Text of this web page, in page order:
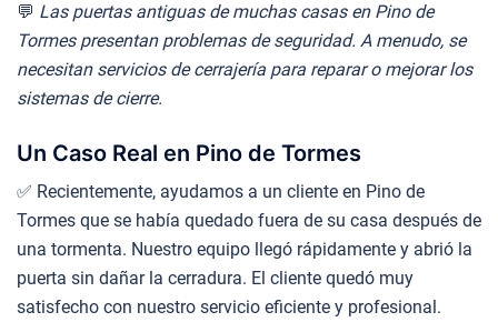
💬 Las puertas antiguas de muchas casas en Pino de
Tormes presentan problemas de seguridad. A menudo, se
necesitan servicios de cerrajería para reparar o mejorar los
sistemas de cierre.
Un Caso Real en Pino de Tormes
✅ Recientemente, ayudamos a un cliente en Pino de
Tormes que se había quedado fuera de su casa después de
una tormenta. Nuestro equipo llegó rápidamente y abrió la
puerta sin dañar la cerradura. El cliente quedó muy
satisfecho con nuestro servicio eficiente y profesional.